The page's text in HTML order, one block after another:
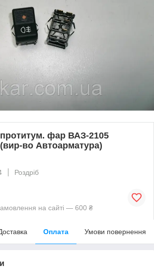
протитум. фар ВАЗ-2105
во Автоарматура)
Роздріб
на сайті — 600 ₴
Оплата Умови повернення